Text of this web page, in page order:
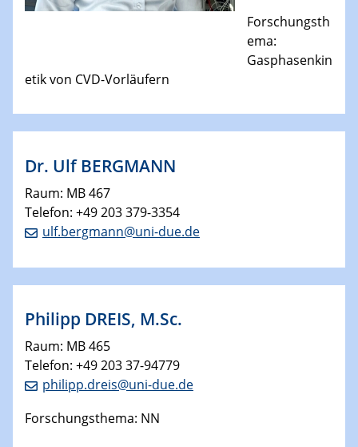
Forschungsth
ema:
Gasphasenkin
etik von CVD-Vorläufern
​Dr. Ulf BERGMANN
Raum: MB 467
Telefon: +49 203 379-3354
ulf.bergmann@uni-due.de
Philipp DREIS, M.Sc.
Raum: MB 465
Telefon: +49 203 37-94779
philipp.dreis@uni-due.de
Forschungsthema: NN